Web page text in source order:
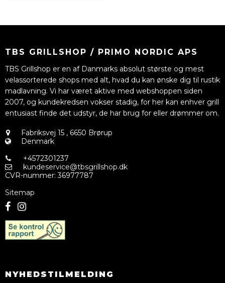
TBS GRILLSHOP / PRIMO NORDIC APS
TBS Grillshop er en af Danmarks absolut største og mest
velassorterede shops med alt, hvad du kan ønske dig til rustik
madlavning. Vi har været aktive med webshoppen siden
2007, og kundekredsen vokser stadig, for her kan enhver grill
entusiast finde det udstyr, de har brug for eller drømmer om.
Fabriksvej 15 , 6650 Brørup
Denmark
+4572301237
kundeservice@tbsgrillshop.dk
CVR-nummer: 36977787
Sitemap
NYHEDSTILMELDING